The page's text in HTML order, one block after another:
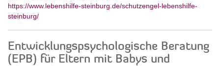
https://www.lebenshilfe-steinburg.de/schutzengel-lebenshilfe-
steinburg/
Entwicklungspsychologische Beratung
(EPB) für Eltern mit Babys und